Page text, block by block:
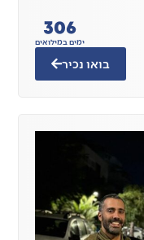
ימים במילואים
306
בואו נכיר